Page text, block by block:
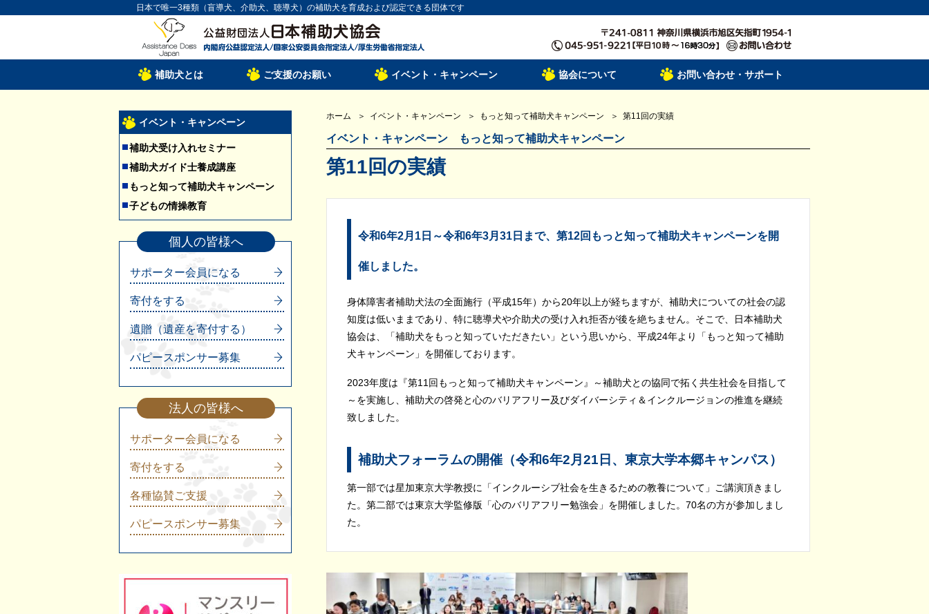
日本で唯一3種類（盲導犬、介助犬、聴導犬）の補助犬を育成および認定できる団体です
補助犬とは ご支援のお願い イベント・キャンペーン 協会について お問い合わせ・サポート
ホーム イベント・キャンペーン もっと知って補助犬キャンペーン 第11回の実績
イベント・キャンペーン もっと知って補助犬キャンペーン
第11回の実績
令和6年2月1日～令和6年3月31日まで、第12回もっと知って補助犬キャンペーンを開
催しました。
身体障害者補助犬法の全面施行（平成15年）から20年以上が経ちますが、補助犬についての社会の認
知度は低いままであり、特に聴導犬や介助犬の受け入れ拒否が後を絶ちません。そこで、日本補助犬
協会は、「補助犬をもっと知っていただきたい」という思いから、平成24年より「もっと知って補助
犬キャンペーン」を開催しております。
2023年度は『第11回もっと知って補助犬キャンペーン』～補助犬との協同で拓く共生社会を目指して
～を実施し、補助犬の啓発と心のバリアフリー及びダイバーシティ＆インクルージョンの推進を継続
致しました。
補助犬フォーラムの開催（令和6年2月21日、東京大学本郷キャンパス）
第一部では星加東京大学教授に「インクルーシブ社会を生きるための教養について」ご講演頂きまし
た。第二部では東京大学監修版「心のバリアフリー勉強会」を開催しました。70名の方が参加しまし
た。
イベント・キャンペーン
補助犬受け入れセミナー
補助犬ガイド士養成講座
もっと知って補助犬キャンペーン
子どもの情操教育
個人の皆様へ
サポーター会員になる
寄付をする
遺贈（遺産を寄付する）
パピースポンサー募集
法人の皆様へ
サポーター会員になる
寄付をする
各種協賛ご支援
パピースポンサー募集